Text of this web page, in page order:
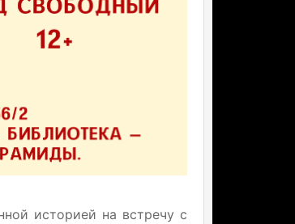
историей на встречу с